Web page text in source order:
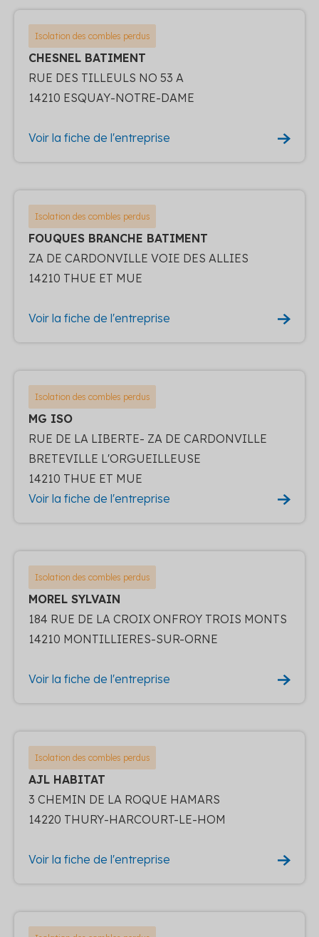
Isolation des combles perdus
CHESNEL BATIMENT
RUE DES TILLEULS NO 53 A
14210 ESQUAY-NOTRE-DAME
Voir la fiche de l'entreprise
Isolation des combles perdus
FOUQUES BRANCHE BATIMENT
ZA DE CARDONVILLE VOIE DES ALLIES
14210 THUE ET MUE
Voir la fiche de l'entreprise
Isolation des combles perdus
MG ISO
RUE DE LA LIBERTE- ZA DE CARDONVILLE
BRETEVILLE L'ORGUEILLEUSE
14210 THUE ET MUE
Voir la fiche de l'entreprise
Isolation des combles perdus
MOREL SYLVAIN
184 RUE DE LA CROIX ONFROY TROIS MONTS
14210 MONTILLIERES-SUR-ORNE
Voir la fiche de l'entreprise
Isolation des combles perdus
AJL HABITAT
3 CHEMIN DE LA ROQUE HAMARS
14220 THURY-HARCOURT-LE-HOM
Voir la fiche de l'entreprise